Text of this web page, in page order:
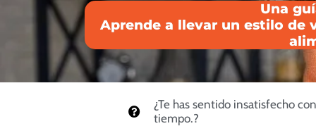
Una
Aprende a llevar un estilo de
¿Te has sentido insatisfecho
tiempo.?